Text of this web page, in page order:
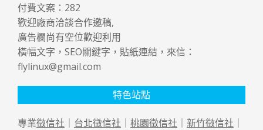
付費文案： 282
歡迎廠商洽談合作邀稿,
廣告欄尚有空位歡迎利用
橫幅文字，SEO關鍵字，貼紙連結，來信：
flylinux@gmail.com
特色站點
專業徵信社 ｜ 台北徵信社 ｜ 桃園徵信社 ｜ 新竹徵信社 ｜